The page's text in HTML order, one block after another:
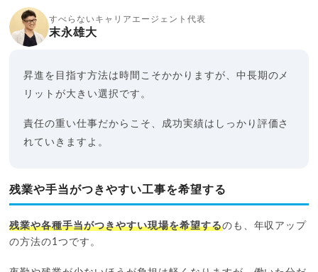
すべらないキャリアエージェント代表
末永雄大
昇進を目指す方法は時間こそかかりますが、中長期のメ
リットが大きい選択です。
責任の重い仕事だからこそ、成功実績はしっかり評価さ
れていきますよ。
残業や手当がつきやすい工事を希望する
残業や各種手当がつきやすい現場を希望するのも、年収アップ
の方法の1つです。